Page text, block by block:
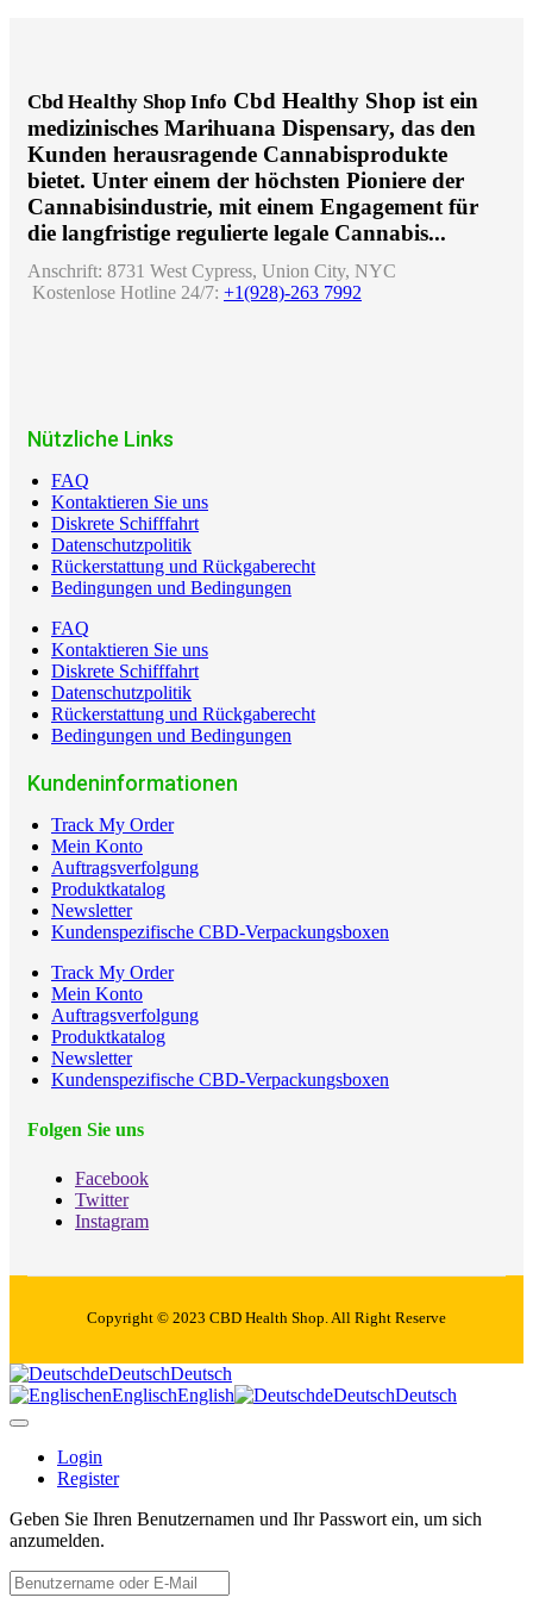
Cbd Healthy Shop Info Cbd Healthy Shop ist ein
medizinisches Marihuana Dispensary, das den
Kunden herausragende Cannabisprodukte
bietet. Unter einem der höchsten Pioniere der
Cannabisindustrie, mit einem Engagement für
die langfristige regulierte legale Cannabis...
Anschrift: 8731 West Cypress, Union City, NYC
Kostenlose Hotline 24/7: +1(928)-263 7992
Nützliche Links
FAQ
Kontaktieren Sie uns
Diskrete Schifffahrt
Datenschutzpolitik
Rückerstattung und Rückgaberecht
Bedingungen und Bedingungen
FAQ
Kontaktieren Sie uns
Diskrete Schifffahrt
Datenschutzpolitik
Rückerstattung und Rückgaberecht
Bedingungen und Bedingungen
Kundeninformationen
Track My Order
Mein Konto
Auftragsverfolgung
Produktkatalog
Newsletter
Kundenspezifische CBD-Verpackungsboxen
Track My Order
Mein Konto
Auftragsverfolgung
Produktkatalog
Newsletter
Kundenspezifische CBD-Verpackungsboxen
Folgen Sie uns
Facebook
Twitter
Instagram
Copyright © 2023 CBD Health Shop. All Right Reserve
deDeutschDeutsch
enEnglischEnglish deDeutschDeutsch
Login
Register
Geben Sie Ihren Benutzernamen und Ihr Passwort ein, um sich
anzumelden.